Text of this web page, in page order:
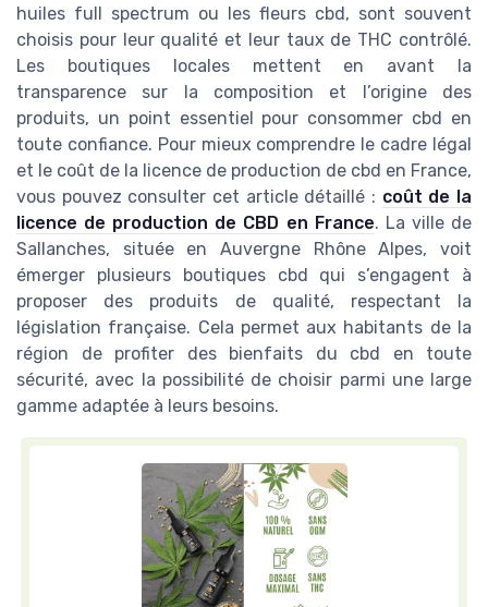
huiles full spectrum ou les fleurs cbd, sont souvent
choisis pour leur qualité et leur taux de THC contrôlé.
Les boutiques locales mettent en avant la
transparence sur la composition et l’origine des
produits, un point essentiel pour consommer cbd en
toute confiance. Pour mieux comprendre le cadre légal
et le coût de la licence de production de cbd en France,
vous pouvez consulter cet article détaillé : coût de la
licence de production de CBD en France. La ville de
Sallanches, située en Auvergne Rhône Alpes, voit
émerger plusieurs boutiques cbd qui s’engagent à
proposer des produits de qualité, respectant la
législation française. Cela permet aux habitants de la
région de profiter des bienfaits du cbd en toute
sécurité, avec la possibilité de choisir parmi une large
gamme adaptée à leurs besoins.